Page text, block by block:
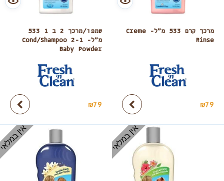
מרכך קרם 533 מ”ל- Creme
Rinse
₪79
שמפו/מרכך 2 ב 1 533
מ”ל- 2-1 Cond/Shampoo
Baby Powder
₪79
אין במלאי אין